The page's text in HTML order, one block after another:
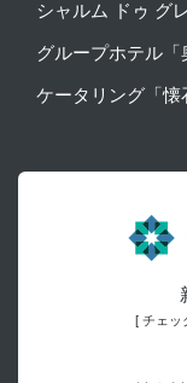
シャルム ドゥ グ
グループホテル「
ケータリング「懐
[ チェッ